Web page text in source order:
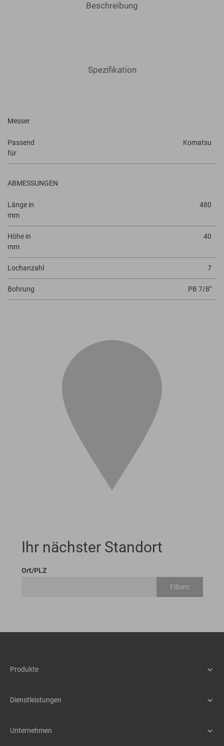
Beschreibung
Spezifikation
Messer
Passend
für
Komatsu
ABMESSUNGEN
Länge in
mm
480
Höhe in
mm
40
Lochanzahl 7
Bohrung PB 7/8"
Ihr nächster Standort
Ort/PLZ
Filtern
Produkte
Assistenzsysteme
Dienstleistungen
Teile & Zubehör
Unternehmen